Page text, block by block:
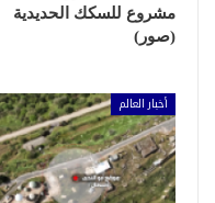
مشروع للسكك الحديدية
(صور)
أخبار العالم